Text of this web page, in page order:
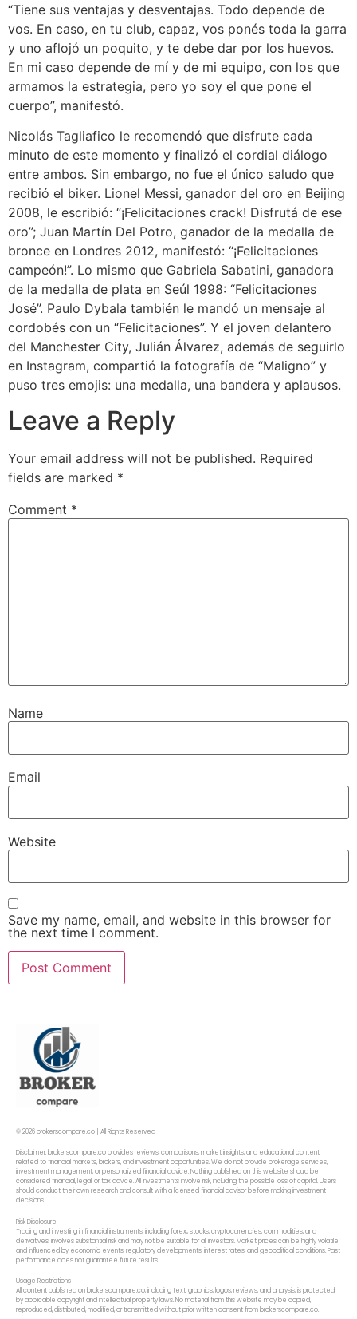
“Tiene sus ventajas y desventajas. Todo depende de
vos. En caso, en tu club, capaz, vos ponés toda la garra
y uno aflojó un poquito, y te debe dar por los huevos.
En mi caso depende de mí y de mi equipo, con los que
armamos la estrategia, pero yo soy el que pone el
cuerpo”, manifestó.
Nicolás Tagliafico le recomendó que disfrute cada
minuto de este momento y finalizó el cordial diálogo
entre ambos. Sin embargo, no fue el único saludo que
recibió el biker. Lionel Messi, ganador del oro en Beijing
2008, le escribió: “¡Felicitaciones crack! Disfrutá de ese
oro”; Juan Martín Del Potro, ganador de la medalla de
bronce en Londres 2012, manifestó: “¡Felicitaciones
campeón!”. Lo mismo que Gabriela Sabatini, ganadora
de la medalla de plata en Seúl 1998: “Felicitaciones
José”. Paulo Dybala también le mandó un mensaje al
cordobés con un “Felicitaciones”. Y el joven delantero
del Manchester City, Julián Álvarez, además de seguirlo
en Instagram, compartió la fotografía de “Maligno” y
puso tres emojis: una medalla, una bandera y aplausos.
Leave a Reply
Your email address will not be published. Required
fields are marked *
Comment *
Name
Email
Website
Save my name, email, and website in this browser for
the next time I comment.
© 2026 brokerscompare.co | All Rights Reserved
Disclaimer: brokerscompare.co provides reviews, comparisons, market insights, and educational content
related to financial markets, brokers, and investment opportunities. We do not provide brokerage services,
investment management, or personalized financial advice. Nothing published on this website should be
considered financial, legal, or tax advice. All investments involve risk, including the possible loss of capital. Users
should conduct their own research and consult with a licensed financial advisor before making investment
decisions.
Risk Disclosure
Trading and investing in financial instruments, including forex,, stocks, cryptocurrencies, commodities, and
derivatives, involves substantial risk and may not be suitable for all investors. Market prices can be highly volatile
and influenced by economic events, regulatory developments, interest rates, and geopolitical conditions. Past
performance does not guarantee future results.
Usage Restrictions
All content published on brokerscompare.co, including text, graphics, logos, reviews, and analysis, is protected
by applicable copyright and intellectual property laws. No material from this website may be copied,
reproduced, distributed, modified, or transmitted without prior written consent from brokerscompare.co.